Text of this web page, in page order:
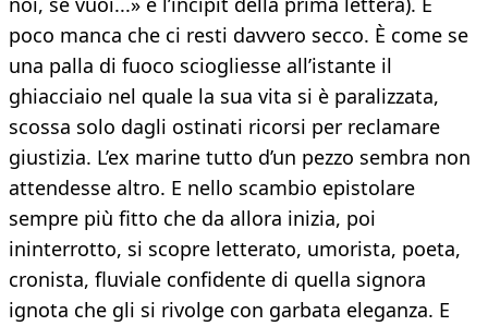
poco manca che ci resti davvero secco. È come se
una palla di fuoco sciogliesse all’istante il
ghiacciaio nel quale la sua vita si è paralizzata,
scossa solo dagli ostinati ricorsi per reclamare
giustizia. L’ex marine tutto d’un pezzo sembra non
attendesse altro. E nello scambio epistolare
sempre più fitto che da allora inizia, poi
ininterrotto, si scopre letterato, umorista, poeta,
cronista, fluviale confidente di quella signora
ignota che gli si rivolge con garbata eleganza. E